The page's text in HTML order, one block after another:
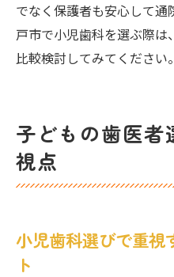
でなく保護者も安心して
戸市で小児歯科を選ぶ際
比較検討してみてください。
子どもの歯医者
視点
小児歯科選びで重視
ト